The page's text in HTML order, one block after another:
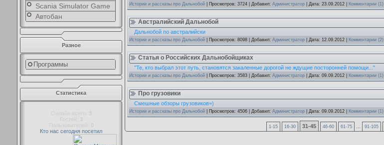
Scania Simulator Game
Автобан
Разное
Программы
Статистика
Кто нас сегодня посетил
Истории и рассказы про Дальнобой | Просмотров: 3724 | Добавил: Администратор | Дата: 23.09.2012 Комментарии (1)
Австралийский Дальнобой
Дальнобой по австралийски
Истории и рассказы про Дальнобой | Просмотров: 8098 | Добавил: Администратор | Дата: 12.09.2012 Комментарии (2)
Статья о Российских Дальнобойщиках
"Те, кто выбрал этот путь, становятся закаленные дорогой не ждущие посторонней помощи..."
Истории и рассказы про Дальнобой | Просмотров: 3583 | Добавил: Администратор | Дата: 09.09.2012 Комментарии (1)
Про грузовики
Смешные обзоры грузовиков=)
Истории и рассказы про Дальнобой | Просмотров: 4506 | Добавил: Администратор | Дата: 09.09.2012 Комментарии (1)
1-15 16-30 31-45 46-60 61-75 91-105